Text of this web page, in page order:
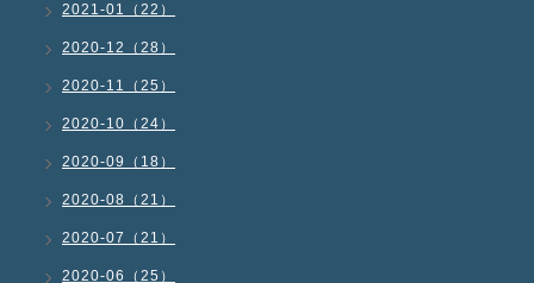
2021-01（22）
2020-12（28）
2020-11（25）
2020-10（24）
2020-09（18）
2020-08（21）
2020-07（21）
2020-06（25）